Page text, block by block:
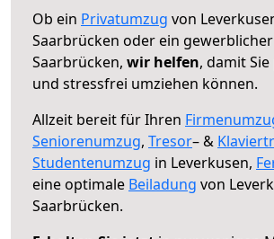
Ob ein Privatumzug von
Saarbrücken oder ein
Saarbrücken, wir helfen, damit
und stressfrei umziehen können.
Allzeit bereit für Ihren
Seniorenumzug, Tresor– &
Studentenumzug in Leverkusen,
eine optimale Beiladung von
Saarbrücken.